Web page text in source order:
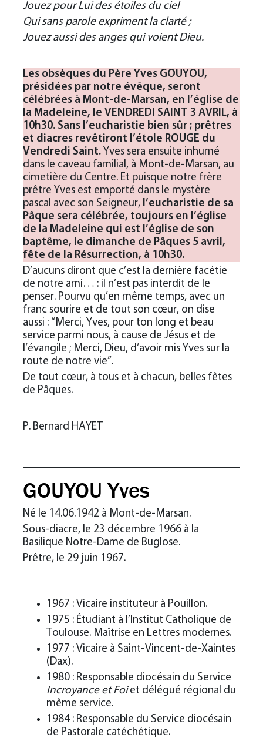
Jouez pour Lui des étoiles du ciel
Qui sans parole expriment la clarté ;
Jouez aussi des anges qui voient Dieu.
Les obsèques du Père Yves GOUYOU,
présidées par notre évêque, seront
célébrées à Mont-de-Marsan, en l’église de
la Madeleine, le VENDREDI SAINT 3 AVRIL, à
10h30. Sans l’eucharistie bien sûr ; prêtres
et diacres revêtiront l’étole ROUGE du
Vendredi Saint. Yves sera ensuite inhumé
dans le caveau familial, à Mont-de-Marsan, au
cimetière du Centre. Et puisque notre frère
prêtre Yves est emporté dans le mystère
pascal avec son Seigneur, l’eucharistie de sa
Pâque sera célébrée, toujours en l’église
de la Madeleine qui est l’église de son
baptême, le dimanche de Pâques 5 avril,
fête de la Résurrection, à 10h30.
D’aucuns diront que c’est la dernière facétie
de notre ami… : il n’est pas interdit de le
penser. Pourvu qu’en même temps, avec un
franc sourire et de tout son cœur, on dise
aussi : “Merci, Yves, pour ton long et beau
service parmi nous, à cause de Jésus et de
l’évangile ; Merci, Dieu, d’avoir mis Yves sur la
route de notre vie”.
De tout cœur, à tous et à chacun, belles fêtes
de Pâques.
P. Bernard HAYET
GOUYOU Yves
Né le 14.06.1942 à Mont-de-Marsan.
Sous-diacre, le 23 décembre 1966 à la
Basilique Notre-Dame de Buglose.
Prêtre, le 29 juin 1967.
1967 : Vicaire instituteur à Pouillon.
1975 : Étudiant à l’Institut Catholique de
Toulouse. Maîtrise en Lettres modernes.
1977 : Vicaire à Saint-Vincent-de-Xaintes
(Dax).
1980 : Responsable diocésain du Service
Incroyance et Foiet délégué régional du
même service.
1984 : Responsable du Service diocésain
de Pastorale catéchétique.